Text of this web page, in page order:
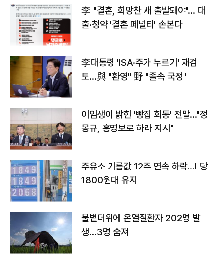
李 "결혼, 희망찬 새 출발돼야"… 대
출·청약 '결혼 페널티' 손본다
李대통령 'ISA·주가 누르기' 재검
토…與 "환영" 野 "졸속 국정"
이임생이 밝힌 '빵집 회동' 전말…"정
몽규, 홍명보로 하라 지시"
주유소 기름값 12주 연속 하락…L당
1800원대 유지
불볕더위에 온열질환자 202명 발
생…3명 숨져